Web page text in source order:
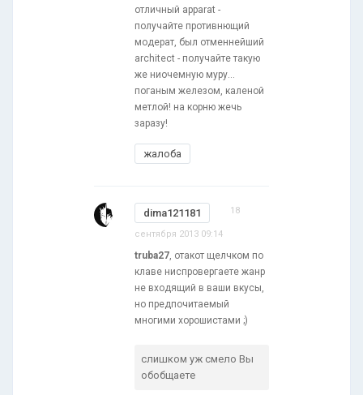
отличный apparat -
получайте противнющий
модерат, был отменнейший
architect - получайте такую
же ниочемную муру...
поганым железом, каленой
метлой! на корню жечь
заразу!
жалоба
dima121181 18
сентября 2013 09:14
truba27 , отакот щелчком по
клаве ниспровергаете жанр
не входящий в ваши вкусы,
но предпочитаемый
многими хорошистами ;)
слишком уж смело Вы
обобщаете